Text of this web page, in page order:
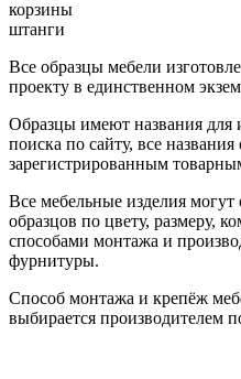
корзины
штанги
Все образцы мебели
проекту в единственном
Образцы имеют названия для
поиска по сайту, все
зарегистрированным
Все мебельные изделия могут
образцов по цвету, размеру,
способами монтажа и
фурнитуры.
Способ монтажа и крепёж
выбирается производителем